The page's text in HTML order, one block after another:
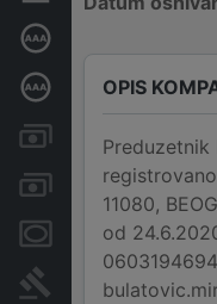
Dubinska
Kreditni limit
Računi i blokade
Menice i zaloge
Sudski sporovi
OPIS
Preduzetnik
11080,
od